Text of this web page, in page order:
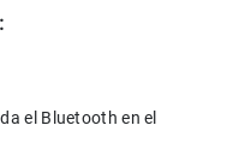
el Bluetooth en el